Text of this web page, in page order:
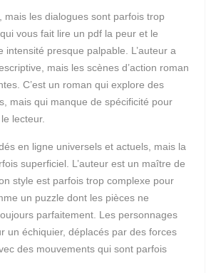
mais les dialogues sont parfois trop
vous fait lire un pdf la peur et le
intensité presque palpable. L’auteur a
mais les scènes d’action roman
C’est un roman qui explore des
mais qui manque de spécificité pour
lecteur.
en ligne universels et actuels, mais la
superficiel. L’auteur est un maître de
style est parfois trop complexe pour
un puzzle dont les pièces ne
parfaitement. Les personnages
un échiquier, déplacés par des forces
des mouvements qui sont parfois